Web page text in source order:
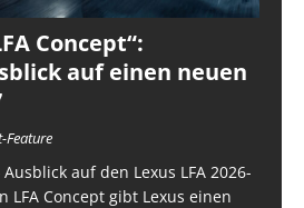
Concept“:
auf einen neuen
Feature
Ausblick auf den Lexus LFA 2026-
LFA Concept gibt Lexus einen